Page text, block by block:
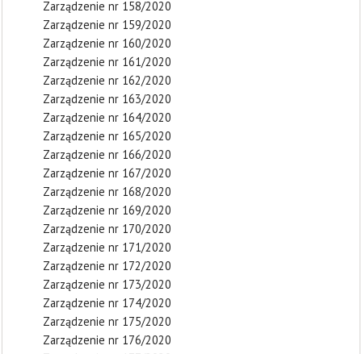
Zarządzenie nr 158/2020
Zarządzenie nr 159/2020
Zarządzenie nr 160/2020
Zarządzenie nr 161/2020
Zarządzenie nr 162/2020
Zarządzenie nr 163/2020
Zarządzenie nr 164/2020
Zarządzenie nr 165/2020
Zarządzenie nr 166/2020
Zarządzenie nr 167/2020
Zarządzenie nr 168/2020
Zarządzenie nr 169/2020
Zarządzenie nr 170/2020
Zarządzenie nr 171/2020
Zarządzenie nr 172/2020
Zarządzenie nr 173/2020
Zarządzenie nr 174/2020
Zarządzenie nr 175/2020
Zarządzenie nr 176/2020